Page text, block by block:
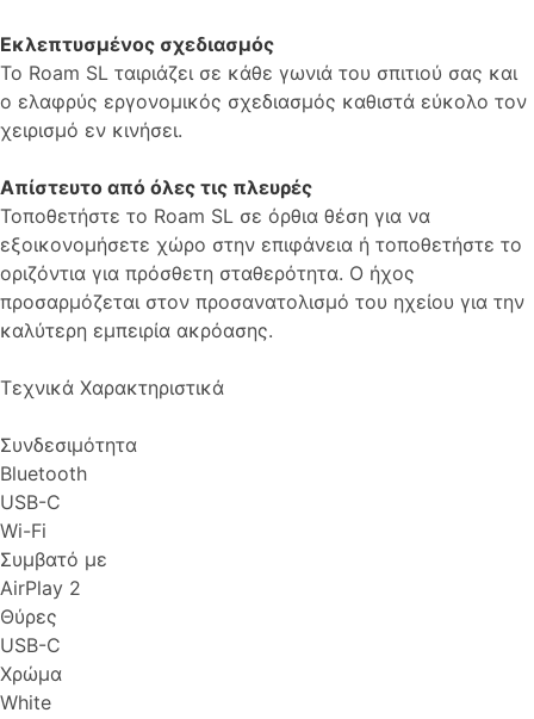
Εκλεπτυσμένος σχεδιασμός
Το Roam SL ταιριάζει σε κάθε γωνιά του σπιτιού σας και
ο ελαφρύς εργονομικός σχεδιασμός καθιστά εύκολο τον
χειρισμό εν κινήσει.
Απίστευτο από όλες τις πλευρές
Τοποθετήστε το Roam SL σε όρθια θέση για να
εξοικονομήσετε χώρο στην επιφάνεια ή τοποθετήστε το
οριζόντια για πρόσθετη σταθερότητα. Ο ήχος
προσαρμόζεται στον προσανατολισμό του ηχείου για την
καλύτερη εμπειρία ακρόασης.
Τεχνικά Χαρακτηριστικά
Συνδεσιμότητα
Bluetooth
USB-C
Wi-Fi
Συμβατό με
AirPlay 2
Θύρες
USB-C
Χρώμα
White